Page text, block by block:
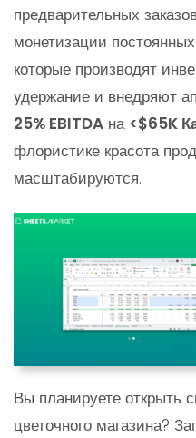
предварительных
монетизации
которые производят
удержание и внедряют
25% EBITDA на <$65K
флористике красота
масштабируются.
Вы планируете открыть
цветочного магазина?